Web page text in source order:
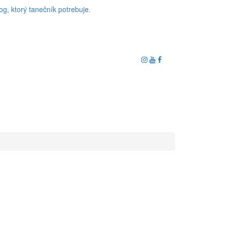
ktorý tanečník potrebuje.